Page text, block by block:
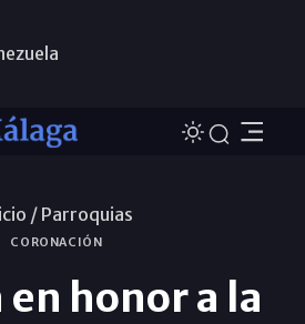
/ Parroquias
CORONACIÓN
honor a la